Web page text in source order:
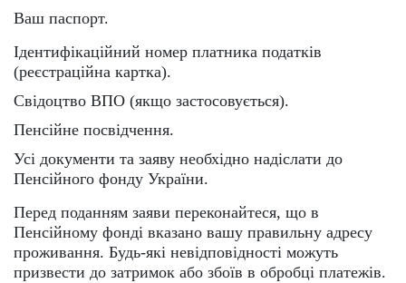
Ваш паспорт.
Ідентифікаційний номер платника податків
(реєстраційна картка).
Свідоцтво ВПО (якщо застосовується).
Пенсійне посвідчення.
Усі документи та заяву необхідно надіслати до
Пенсійного фонду України.
Перед поданням заяви переконайтеся, що в
Пенсійному фонді вказано вашу правильну адресу
проживання. Будь-які невідповідності можуть
призвести до затримок або збоїв в обробці платежів.